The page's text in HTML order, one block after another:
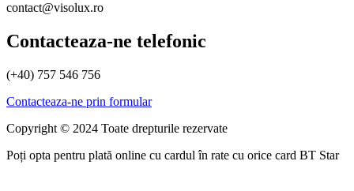
contact@visolux.ro
Contacteaza-ne telefonic
(+40) 757 546 756
Contacteaza-ne prin formular
Copyright © 2024 Toate drepturile rezervate
Poți opta pentru plată online cu cardul în rate cu orice card BT Star